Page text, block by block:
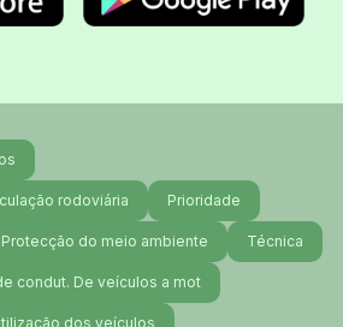
rodoviária Prioridade
Protecção do meio ambiente Técnica
condut. De veículos a mot
dos veículos